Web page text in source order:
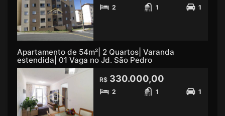
2 1 1
Apartamento de 54m²| 2 Quartos| Varanda
estendida| 01 Vaga no Jd. São Pedro
R$ 330.000,00
2 1 1